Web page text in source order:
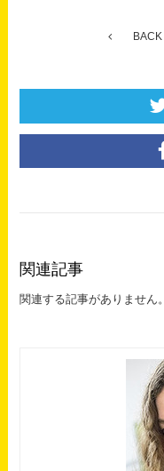
BACK
関連記事
関連する記事がありません。